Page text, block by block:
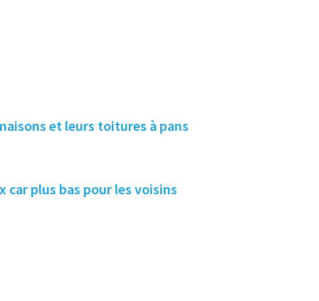
et leurs toitures à pans
car plus bas pour les voisins